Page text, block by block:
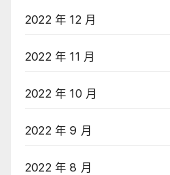
2022 年 12 月
2022 年 11 月
2022 年 10 月
2022 年 9 月
2022 年 8 月